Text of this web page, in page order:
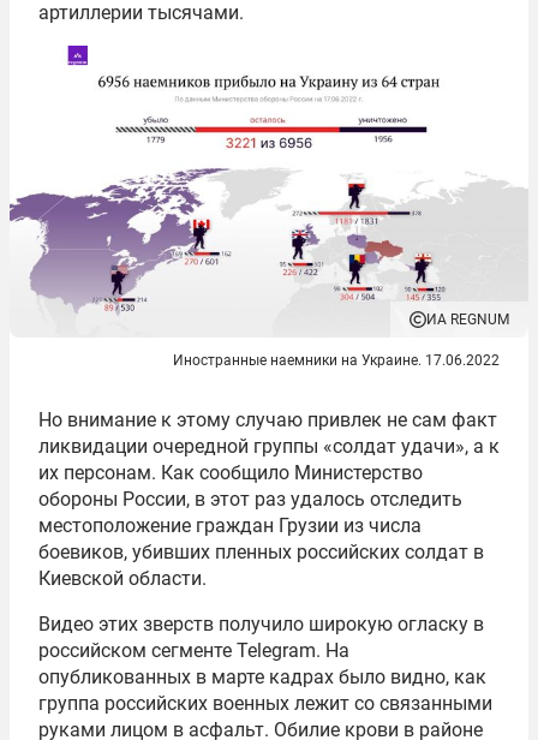
артиллерии тысячами.
ИА REGNUM
Иностранные наемники на Украине. 17.06.2022
Но внимание к этому случаю привлек не сам факт
ликвидации очередной группы «солдат удачи», а к
их персонам. Как сообщило Министерство
обороны России, в этот раз удалось отследить
местоположение граждан Грузии из числа
боевиков, убивших пленных российских солдат в
Киевской области.
Видео этих зверств получило широкую огласку в
российском сегменте Telegram. На
опубликованных в марте кадрах было видно, как
группа российских военных лежит со связанными
руками лицом в асфальт. Обилие крови в районе